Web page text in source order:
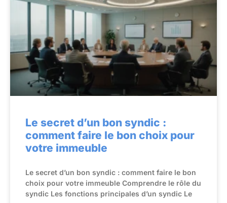
Le secret d’un bon syndic :
comment faire le bon choix pour
votre immeuble
Le secret d’un bon syndic : comment faire le bon
choix pour votre immeuble Comprendre le rôle du
syndic Les fonctions principales d’un syndic Le